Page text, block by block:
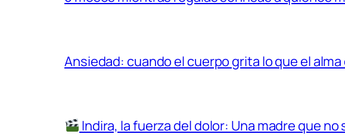
Ansiedad: cuando el cuerpo grita lo que el alma
Indira, la fuerza del dolor: Una madre que no